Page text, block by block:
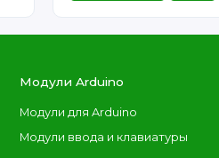
Модули Arduino
Модули для Arduino
Модули ввода и клавиатуры